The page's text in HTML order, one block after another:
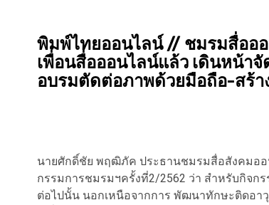
พิมพ์ไทยออนไลน์ // ชมรมสื่อออ
เพื่อนสื่อออนไลน์แล้ว เดินหน้า
อบรมตัดต่อภาพด้วยมือถือ-สร้า
นายศักดิ์ชัย พฤฒิภัค ประธานชมรมสื่อสังคมออน
กรรมการชมรมฯครั้งที่2/2562 ว่า สำหรับกิจก
ต่อไปนั้น นอกเหนือจากการ พัฒนาทักษะติดอ